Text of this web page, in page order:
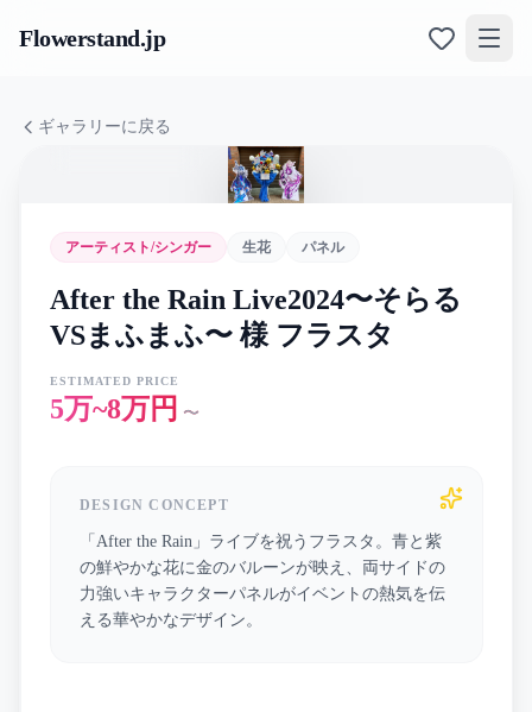
Flowerstand.jp
ギャラリーに戻る
アーティスト/シンガー 生花 パネル
After the Rain Live2024〜そらる
VSまふまふ〜 様 フラスタ
ESTIMATED PRICE
5万~8万円 〜
DESIGN CONCEPT
「After the Rain」ライブを祝うフラスタ。青と紫
の鮮やかな花に金のバルーンが映え、両サイドの
力強いキャラクターパネルがイベントの熱気を伝
える華やかなデザイン。